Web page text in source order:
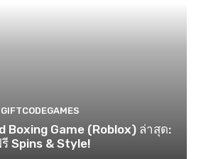
GIFTCODEGAMES
Boxing Game (Roblox) ล่าสุด:
Spins & Style!